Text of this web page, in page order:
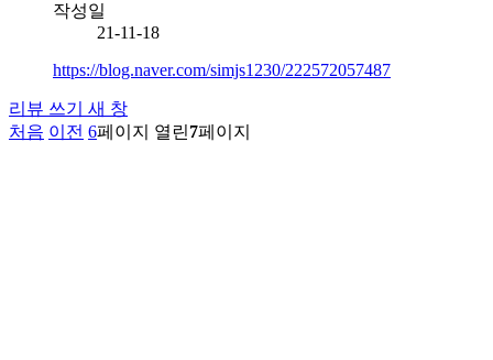
작성일
21-11-18
https://blog.naver.com/simjs1230/222572057487
리뷰 쓰기
새 창
처음 이전 6페이지 열린7페이지